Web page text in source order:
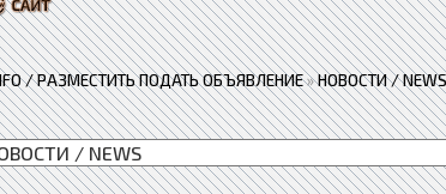
/ РАЗМЕСТИТЬ ПОДАТЬ ОБЪЯВЛЕНИЕ»НОВОСТИ / NEWS